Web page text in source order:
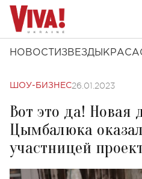
НОВОСТИ ЗВЕЗДЫ КРАСА
ШОУ-БИЗНЕС26.01.2023
Вот это да! Новая
Цымбалюка
участницей